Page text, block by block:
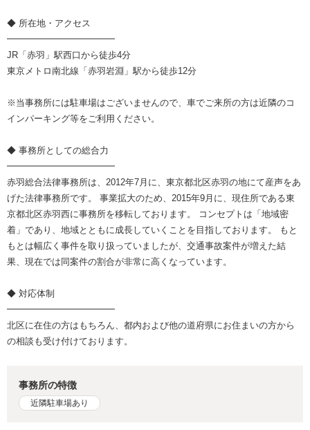
◆ 所在地・アクセス
━━━━━━━━━━━━
JR「赤羽」駅西口から徒歩4分
東京メトロ南北線「赤羽岩淵」駅から徒歩12分
※当事務所には駐車場はございませんので、車でご来所の方は近隣のコ
インパーキング等をご利用ください。
◆ 事務所としての総合力
━━━━━━━━━━━━
赤羽総合法律事務所は、2012年7月に、東京都北区赤羽の地にて産声をあ
げた法律事務所です。 事業拡大のため、2015年9月に、現住所である東
京都北区赤羽西に事務所を移転しております。 コンセプトは「地域密
着」であり、地域とともに成長していくことを目指しております。 もと
もとは幅広く事件を取り扱っていましたが、交通事故案件が増えた結
果、現在では同案件の割合が非常に高くなっています。
◆ 対応体制
━━━━━━━━━━━━
北区に在住の方はもちろん、都内および他の道府県にお住まいの方から
の相談も受け付けております。
事務所の特徴
近隣駐車場あり